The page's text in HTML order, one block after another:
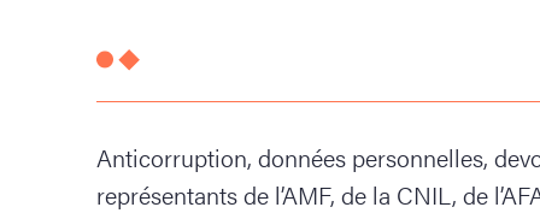
Anticorruption, données personnelles,
représentants de l’AMF, de la CNIL, de